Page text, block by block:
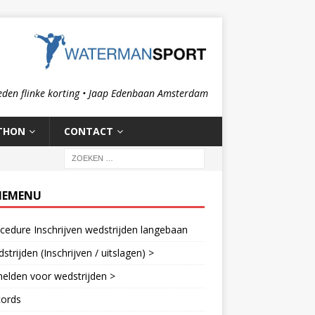
flinke korting • Jaap Edenbaan Amsterdam
CONTACT
Inschrijven wedstrijden langebaan
(Inschrijven / uitslagen) >
voor wedstrijden >